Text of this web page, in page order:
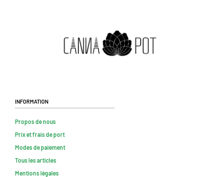
Information
Propos de nous
Prix et frais de port
Modes de paiement
Tous les articles
Mentions légales